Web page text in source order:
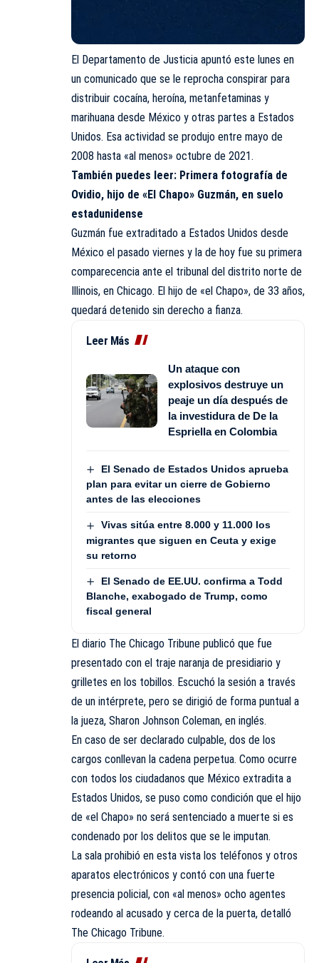
El Departamento de Justicia apuntó este lunes en
un comunicado que se le reprocha conspirar para
distribuir cocaína, heroína, metanfetaminas y
marihuana desde México y otras partes a Estados
Unidos. Esa actividad se produjo entre mayo de
2008 hasta «al menos» octubre de 2021.
También puedes leer: Primera fotografía de
Ovidio, hijo de «El Chapo» Guzmán, en suelo
estadunidense
Guzmán fue extraditado a Estados Unidos desde
México el pasado viernes y la de hoy fue su primera
comparecencia ante el tribunal del distrito norte de
Illinois, en Chicago. El hijo de «el Chapo», de 33 años,
quedará detenido sin derecho a fianza.
Leer Más
Un ataque con
explosivos destruye un
peaje un día después de
la investidura de De la
Espriella en Colombia
El Senado de Estados Unidos aprueba
plan para evitar un cierre de Gobierno
antes de las elecciones
Vivas sitúa entre 8.000 y 11.000 los
migrantes que siguen en Ceuta y exige
su retorno
El Senado de EE.UU. confirma a Todd
Blanche, exabogado de Trump, como
fiscal general
El diario The Chicago Tribune publicó que fue
presentado con el traje naranja de presidiario y
grilletes en los tobillos. Escuchó la sesión a través
de un intérprete, pero se dirigió de forma puntual a
la jueza, Sharon Johnson Coleman, en inglés.
En caso de ser declarado culpable, dos de los
cargos conllevan la cadena perpetua. Como ocurre
con todos los ciudadanos que México extradita a
Estados Unidos, se puso como condición que el hijo
de «el Chapo» no será sentenciado a muerte si es
condenado por los delitos que se le imputan.
La sala prohibió en esta vista los teléfonos y otros
aparatos electrónicos y contó con una fuerte
presencia policial, con «al menos» ocho agentes
rodeando al acusado y cerca de la puerta, detalló
The Chicago Tribune.